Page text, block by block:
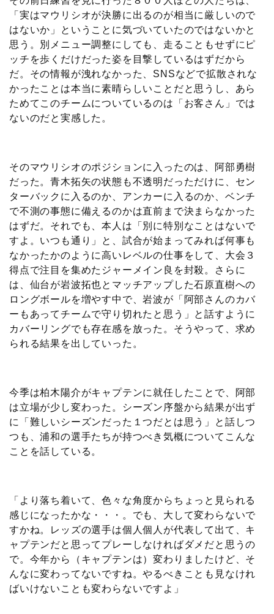
「実はマウリシオが決勝に出るのが相当に厳しいので
はないか」ということに気づいていたのではないかと
思う。別メニュー調整にしても、走ることもせずにピ
ッチを歩くだけだった姿を目撃しているはずだから
だ。その情報が洩れなかった、SNSなどで拡散されな
かったことは本当に素晴らしいことだと思うし、あら
ためてこのチームについているのは「お客さん」では
ないのだと実感した。
そのマウリシオのポジションに入ったのは、阿部勇樹
だった。青木拓矢の状態も不透明だっただけに、セン
ターバックに入るのか、アンカーに入るのか、ベンチ
で不測の事態に備えるのかは直前まで決まらなかった
はずだ。それでも、本人は「別に特別なことはないで
すよ。いつも通り」と、試合が始まってみれば何事も
なかったかのように高いレベルの仕事をして、大会３
得点で注目を集めたジャーメイン良を封殺。さらに
は、仙台が岩波拓也とマッチアップした石原直樹への
ロングボールを増やす中で、岩波が「阿部さんのカバ
ーもあってチームで守り切れたと思う」と話すように
カバーリングでも存在感を放った。そうやって、求め
られる結果を出していった。
今季は柏木陽介がキャプテンに就任したことで、阿部
は立場が少し変わった。シーズン序盤から結果が出ず
に「難しいシーズンだった１つだとは思う」と話しつ
つも、浦和の選手たちが持つべき気概についてこんな
ことを話している。
「より落ち着いて、色々な角度からちょっと見られる
感じになったかな・・・。でも、大して変わらないで
すかね。レッズの選手は個人個人が代表して出て、キ
ャプテンだと思ってプレーしなければダメだと思うの
で。今年から（キャプテンは）変わりましたけど、そ
んなに変わってないですね。やるべきことも見なけれ
ばいけないことも変わらないですよ」